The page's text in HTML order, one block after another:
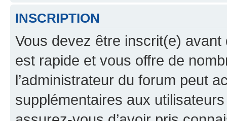
INSCRIPTION
Vous devez être inscrit(e) avant
est rapide et vous offre de
l’administrateur du forum peut
supplémentaires aux